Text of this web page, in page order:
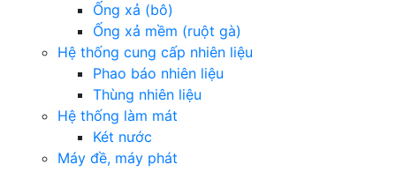
Ống xả (bô)
Ống xả mềm (ruột gà)
Hệ thống cung cấp nhiên liệu
Phao báo nhiên liệu
Thùng nhiên liệu
Hệ thống làm mát
Két nước
Máy đề, máy phát